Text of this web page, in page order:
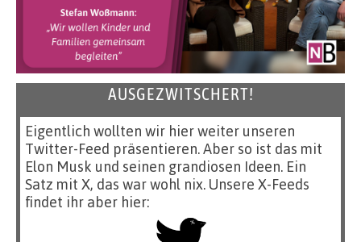
AUSGEZWITSCHERT!
Eigentlich wollten wir hier weiter unseren
Twitter-Feed präsentieren. Aber so ist das mit
Elon Musk und seinen grandiosen Ideen. Ein
Satz mit X, das war wohl nix. Unsere X-Feeds
findet ihr aber hier: